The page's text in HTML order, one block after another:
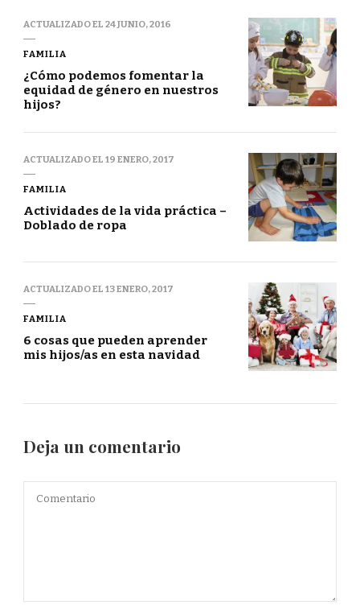
ACTUALIZADO EL 24 JUNIO, 2016
FAMILIA
¿Cómo podemos fomentar la
equidad de género en nuestros
hijos?
ACTUALIZADO EL 19 ENERO, 2017
FAMILIA
Actividades de la vida práctica –
Doblado de ropa
ACTUALIZADO EL 13 ENERO, 2017
FAMILIA
6 cosas que pueden aprender
mis hijos/as en esta navidad
Deja un comentario